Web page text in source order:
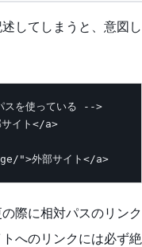
してしまうと、意図し
スを使っている -->
イト</a>
">外部サイト</a>
際に相対パスのリンク
へのリンクには必ず絶